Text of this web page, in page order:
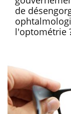
de
l'optométrie